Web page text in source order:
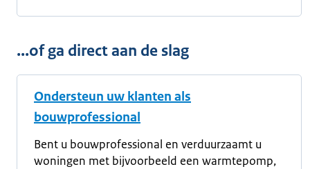
...of ga direct aan de slag
Ondersteun uw klanten als
bouwprofessional
Bent u bouwprofessional en verduurzaamt u
woningen met bijvoorbeeld een warmtepomp,